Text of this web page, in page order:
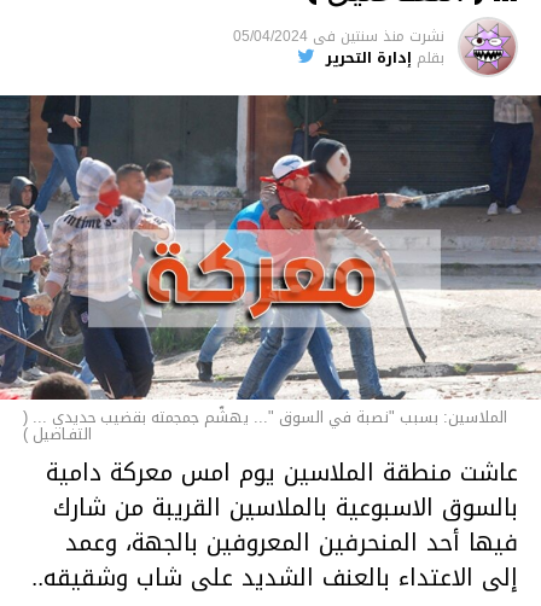
الأخبار
نشرت منذ سنتين فى 05/04/2024
بقلم إدارة التحرير
الملاسين: بسبب "نصبة في السوق "... يهشّم جمجمته بقضيب حديدي ... (
التفـاصيل )
عاشت منطقة الملاسين يوم امس معركة دامية
بالسوق الاسبوعية بالملاسين القريبة من شارك
فيها أحد المنحرفين المعروفين بالجهة، وعمد
إلى الاعتداء بالعنف الشديد على شاب وشقيقه..